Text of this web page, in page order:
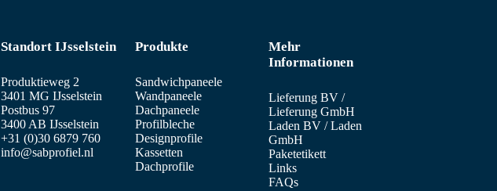
Standort IJsselstein
Produktieweg 2
3401 MG IJsselstein
Postbus 97
3400 AB IJsselstein
+31 (0)30 6879 760
info@sabprofiel.nl
Produkte
Sandwichpaneele
Wandpaneele
Dachpaneele
Profilbleche
Designprofile
Kassetten
Dachprofile
Mehr
Informationen
Lieferung BV /
Lieferung GmbH
Laden BV /Laden
GmbH
Paketetikett
Links
FAQs